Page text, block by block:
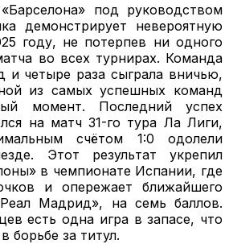
под руководством
демонстрирует невероятную
году, не потерпев ни одного
во всех турнирах. Команда
и четыре раза сыграла вничью,
из самых успешных команд
момент. Последний успех
на матч 31-го тура Ла Лиги,
счётом 1:0 одолели
Этот результат укрепил
в чемпионате Испании, где
и опережает ближайшего
Мадрид», на семь баллов.
есть одна игра в запасе, что
борьбе за титул.